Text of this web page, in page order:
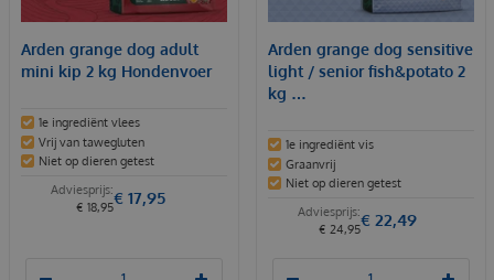
Arden grange dog adult
mini kip 2 kg Hondenvoer
1e ingrediënt vlees
Vrij van tawegluten
Niet op dieren getest
€ 18,95€ 17,95
Arden grange dog sensitive
light / senior fish&potato 2
kg …
1e ingrediënt vis
Graanvrij
Niet op dieren getest
€ 24,95€ 22,49